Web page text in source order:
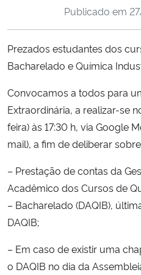
Ministério da Cidadania
Ministério da Ciência, Tecnologia,
Ministério do Meio Ambiente
Ministério do Turismo
Ministério do Desenvolvimento Regional
Ministério da Mulher, da Família e dos
Publicado em
Prezados estudantes dos
Bacharelado e Química
Convocamos a todos para
Extraordinária, a realizar-se
feira) às 17:30 h, via Google
mail), a fim de deliberar
– Prestação de contas da
Acadêmico dos Cursos de
– Bacharelado (DAQIB),
DAQIB;
– Em caso de existir uma
o DAQIB no dia da